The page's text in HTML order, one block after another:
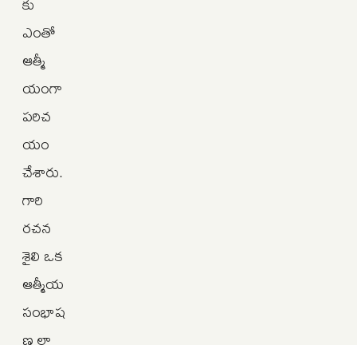
ఎంతో
ఆత్మీ
యంగా
పరిచ
యం
చేశారు.
గారి
రచన
శైలి ఒక
ఆత్మీయ
సంభాష